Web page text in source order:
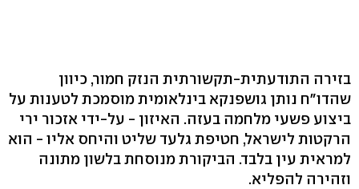
בזירה התודעתית-תקשורתית הנזק חמור, כיוון
שהדו"ח נותן גושפנקא בינלאומית מוסמכת לטענות על
ביצוע פשעי מלחמה בעזה. האיזון - על-ידי אזכור ירי
הרקטות לישראל, חטיפת גלעד שליט והיחס אליו - הוא
למראית עין בלבד. הביקורת מנוסחת בלשון מתונה
וזהירה להפליא.